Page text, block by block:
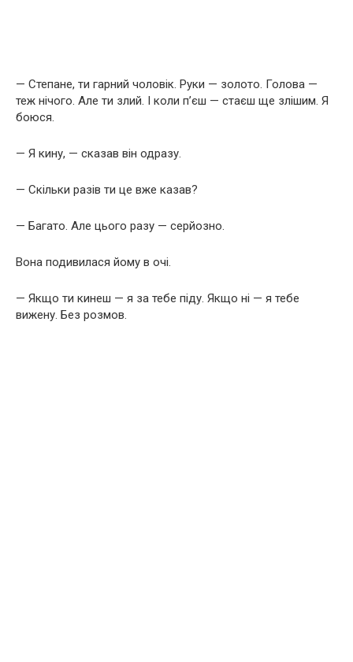
— Степане, ти гарний чоловік. Руки — золото. Голова —
теж нічого. Але ти злий. І коли п’єш — стаєш ще злішим. Я
боюся.
— Я кину, — сказав він одразу.
— Скільки разів ти це вже казав?
— Багато. Але цього разу — серйозно.
Вона подивилася йому в очі.
— Якщо ти кинеш — я за тебе піду. Якщо ні — я тебе
вижену. Без розмов.